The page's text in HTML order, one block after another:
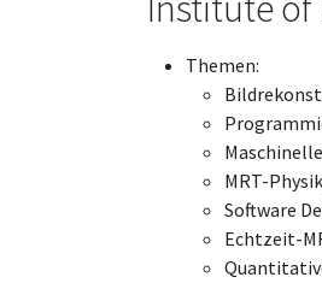
Themen:
MRT-
Software
Echtzeit-